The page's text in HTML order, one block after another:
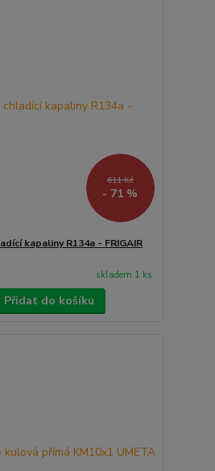
611 Kč
- 71 %
kapaliny R134a - FRIGAIR
skladem 1 ks
Přidat do košíku